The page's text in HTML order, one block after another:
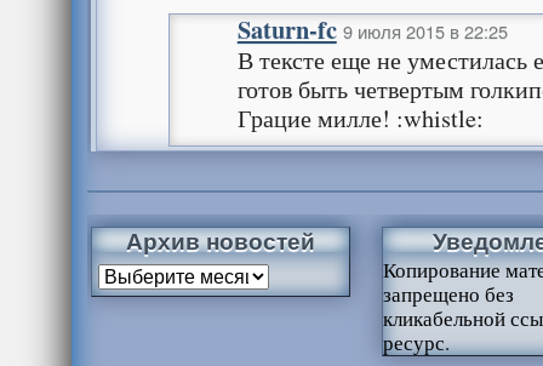
Saturn-fc 9 июля 2015 в 22:25
В тексте еще не уместилась
готов быть четвертым
Грацие милле! :whistle:
Архив новостей
Копирование
запрещено без
кликабельной
ресурс.